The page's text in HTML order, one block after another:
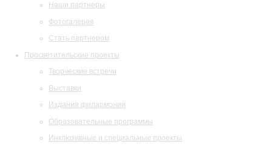
Наши партнеры
Фотогалерея
Стать партнером
Просветительские проекты
Творческие встречи
Выставки
Издания филармонии
Образовательные программы
Инклюзивные и специальные проекты